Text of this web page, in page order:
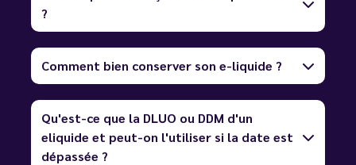
?
Comment bien conserver son e-liquide ?
Qu'est-ce que la DLUO ou DDM d'un
eliquide et peut-on l'utiliser si la date est
dépassée ?